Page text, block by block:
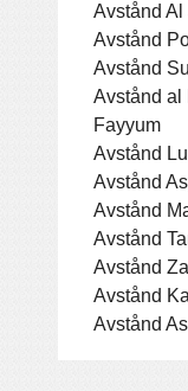
Avstånd
Avstånd
Avstånd
Avstånd al
Fayyum
Avstånd
Avstånd
Avstånd
Avstånd
Avstånd
Avstånd
Avstånd